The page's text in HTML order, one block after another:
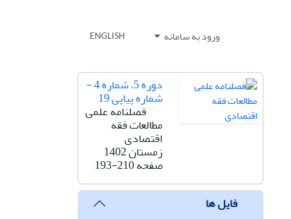
ورود به سامانه ENGLISH
دوره 5، شماره 4 -
شماره پیاپی 19
فصلنامه علمی
مطالعات فقه
اقتصادی
زمستان 1402
صفحه193-210
فایل ها